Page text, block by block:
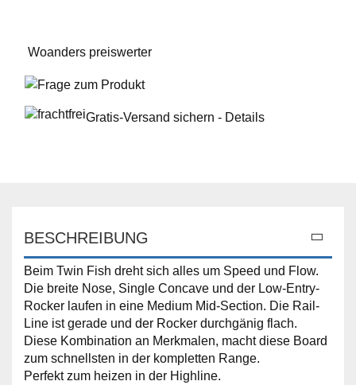
Woanders preiswerter
Frage zum Produkt
Gratis-Versand sichern - Details
BESCHREIBUNG
Beim Twin Fish dreht sich alles um Speed und Flow.
Die breite Nose, Single Concave und der Low-Entry-
Rocker laufen in eine Medium Mid-Section. Die Rail-
Line ist gerade und der Rocker durchgänig flach.
Diese Kombination an Merkmalen, macht diese Board
zum schnellsten in der kompletten Range.
Perfekt zum heizen in der Highline.